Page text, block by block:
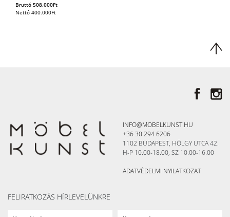
Bruttó 508.000Ft
Nettó 400.000Ft
INFO@MOBELKUNST.HU
+36 30 294 6206
1102 BUDAPEST, HÖLGY UTCA 42.
H-P 10.00-18.00, SZ 10.00-16.00
ADATVÉDELMI NYILATKOZAT
FELIRATKOZÁS HÍRLEVELÜNKRE